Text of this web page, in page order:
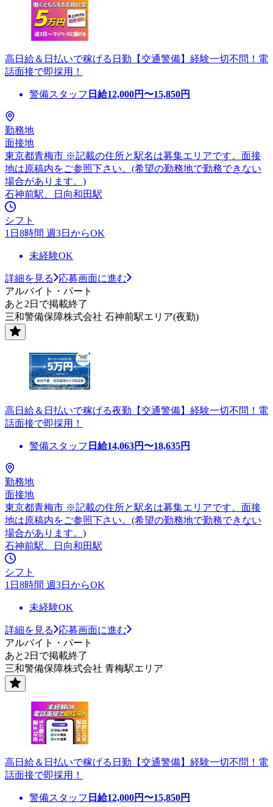
高日給＆日払いで稼げる日勤【交通警備】経験一切不問！電
話面接で即採用！
警備スタッフ 日給12,000円〜15,850円
勤務地
面接地
東京都青梅市 ※記載の住所と駅名は募集エリアです。面接
地は原稿内をご参照下さい。(希望の勤務地で勤務できない
場合があります。)
石神前駅、日向和田駅
シフト
1日8時間 週3日からOK
未経験OK
詳細を見る
応募画面に進む
アルバイト・パート
あと2日で掲載終了
三和警備保障株式会社 石神前駅エリア(夜勤)
高日給＆日払いで稼げる夜勤【交通警備】経験一切不問！電
話面接で即採用！
警備スタッフ 日給14,063円〜18,635円
勤務地
面接地
東京都青梅市 ※記載の住所と駅名は募集エリアです。面接
地は原稿内をご参照下さい。(希望の勤務地で勤務できない
場合があります。)
石神前駅、日向和田駅
シフト
1日8時間 週3日からOK
未経験OK
詳細を見る
応募画面に進む
アルバイト・パート
あと2日で掲載終了
三和警備保障株式会社 青梅駅エリア
高日給＆日払いで稼げる日勤【交通警備】経験一切不問！電
話面接で即採用！
警備スタッフ 日給12,000円〜15,850円